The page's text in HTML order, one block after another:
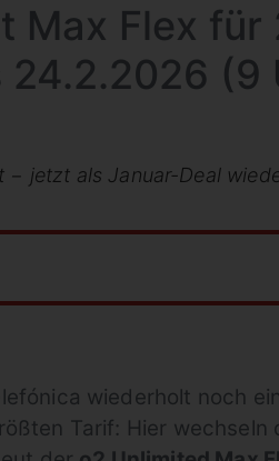
Max Flex
jetzt als Januar-Deal
wiederholt noch
Tarif: Hier